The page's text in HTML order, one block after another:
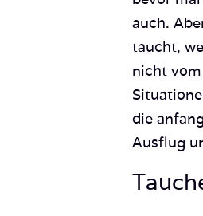
auch.
taucht,
nicht vom
die
Ausflug